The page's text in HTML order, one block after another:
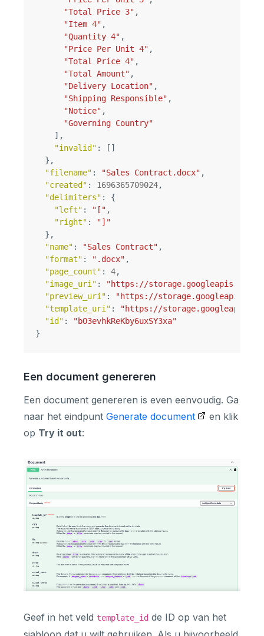
"Total Price 3" ,
"Item 4" ,
"Quantity 4" ,
"Price Per Unit 4" ,
"Total Price 4" ,
"Total Amount" ,
"Delivery Location" ,
"Shipping Responsible" ,
"Notice" ,
"Governing Country"
],
"invalid" :
[]
},
"filename" : "Sales Contract.docx" ,
"created" : 1696365709024,
"delimiters" :
{
"left" : "[" ,
"right" :
"]"
},
"name" : "Sales Contract" ,
"format" : ".docx" ,
"page_count" : 4,
"image_uri" :
"https://storage.googleapis.com/
"preview_uri" :
"https://storage.googleapis.com/
"template_uri" :
"https://storage.googleapis.com/
"id" :
"bO3evhkReKby6uxSY3xa"
}
Een document genereren
Een document genereren is even eenvoudig. Ga
naar het eindpunt Generate document
en klik
op Try it out:
Geef in het veld template_id de ID op van het